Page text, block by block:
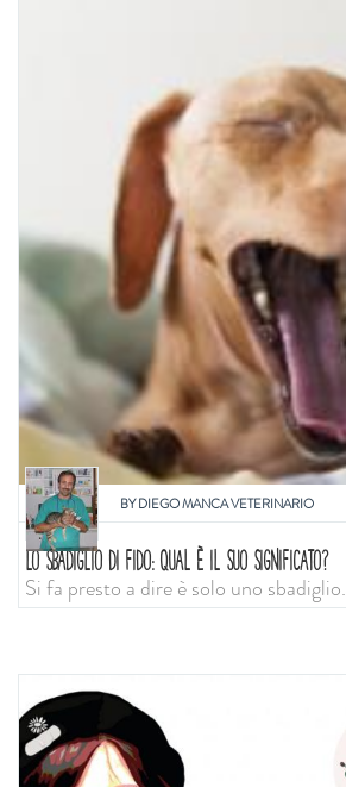
BYDIEGO MANCA VETERINARIO
LO SBADIGLIO DI FIDO: QUAL È IL SUO SIGNIFICATO?
Si fa presto a dire è solo uno sbadiglio.